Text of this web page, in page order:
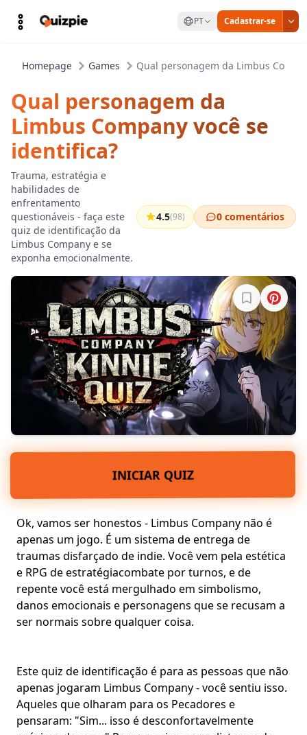
PT Cadastrar-se
Homepage Games Qual personagem da Limbus
Qual personagem da
Limbus Company você se
identifica?
Trauma, estratégia e
habilidades de
enfrentamento
questionáveis - faça este
quiz de identificação da
Limbus Company e se
exponha emocionalmente.
4.5(98) 0 comentários
Entre para
INICIAR QUIZ
Ok, vamos ser honestos - Limbus Company não é
apenas um jogo. É um sistema de entrega de
traumas disfarçado de indie. Você vem pela estética
e RPG de estratégiacombate por turnos, e de
repente você está mergulhado em simbolismo,
danos emocionais e personagens que se recusam a
ser normais sobre qualquer coisa.
Este quiz de identificação é para as pessoas que não
apenas jogaram Limbus Company - você sentiu isso.
Aqueles que olharam para os Pecadores e
pensaram: "Sim... isso é desconfortavelmente